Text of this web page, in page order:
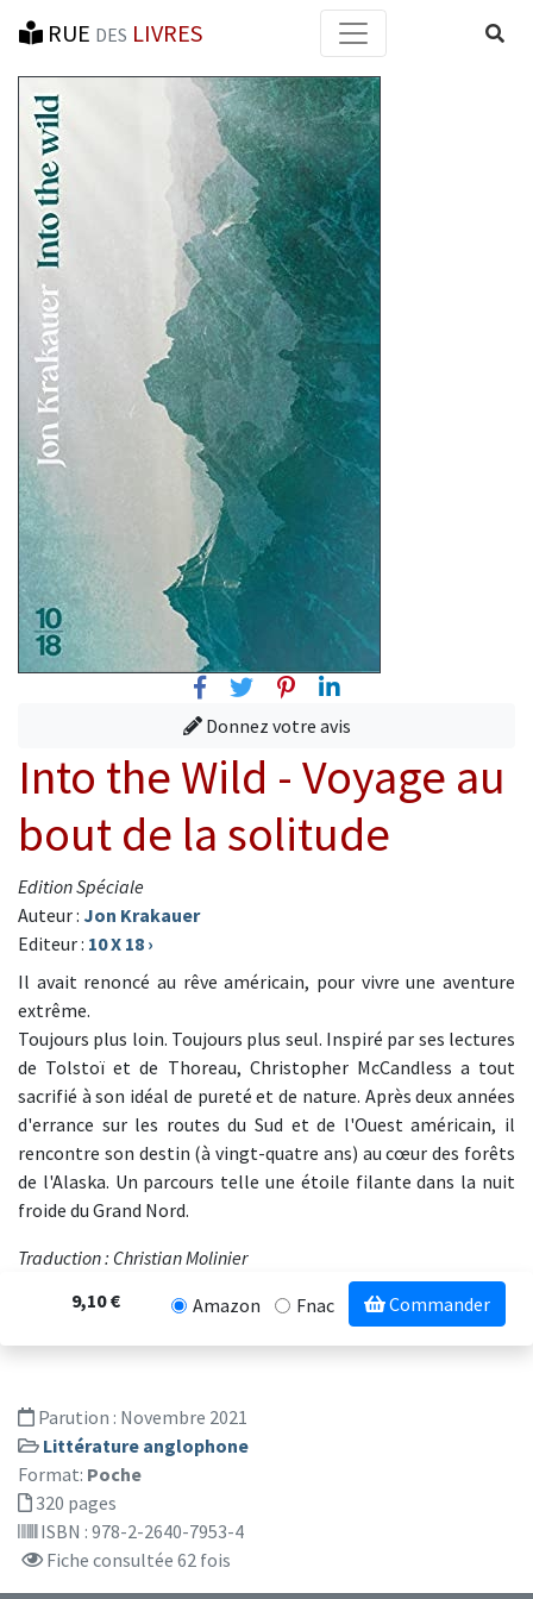
RUE DES LIVRES
FacebookTwitterPinterest
Linkedin
Donnez votre avis
Into the Wild - Voyage au
bout de la solitude
Edition Spéciale
Auteur : Jon Krakauer
Editeur : 10 X 18 ›
Il avait renoncé au rêve américain, pour vivre une aventure
extrême.
Toujours plus loin. Toujours plus seul. Inspiré par ses lectures
de Tolstoï et de Thoreau, Christopher McCandless a tout
sacrifié à son idéal de pureté et de nature. Après deux années
d'errance sur les routes du Sud et de l'Ouest américain, il
rencontre son destin (à vingt-quatre ans) au cœur des forêts
de l'Alaska. Un parcours telle une étoile filante dans la nuit
froide du Grand Nord.
Traduction : Christian Molinier
9,10 €
Amazon Fnac Commander
Parution : Novembre 2021
Littérature anglophone
Format: Poche
320 pages
ISBN : 978-2-2640-7953-4
Fiche consultée 62 fois